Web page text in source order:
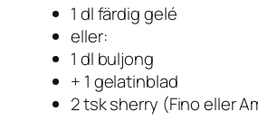
1 dl färdig gelé
eller:
1 dl buljong
+ 1 gelatinblad
2 tsk sherry (Fino eller